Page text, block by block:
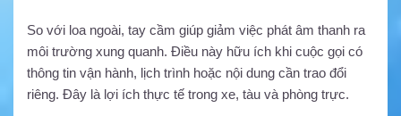
So với loa ngoài, tay cầm giúp giảm việc phát âm thanh ra
môi trường xung quanh. Điều này hữu ích khi cuộc gọi có
thông tin vận hành, lịch trình hoặc nội dung cần trao đổi
riêng. Đây là lợi ích thực tế trong xe, tàu và phòng trực.